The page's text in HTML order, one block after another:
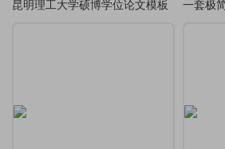
昆明理工大学硕博学位论文模板